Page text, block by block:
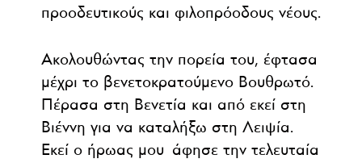
προοδευτικούς και φιλοπρόοδους νέους.
Ακολουθώντας την πορεία του, έφτασα
μέχρι το βενετοκρατούμενο Βουθρωτό.
Πέρασα στη Βενετία και από εκεί στη
Βιέννη για να καταλήξω στη Λειψία.
Εκεί ο ήρωας μου άφησε την τελευταία